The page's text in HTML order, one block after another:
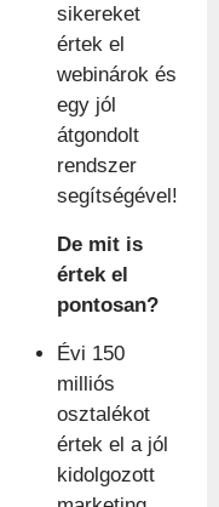
sikereket
értek el
webinárok és
egy jól
átgondolt
rendszer
segítségével!
De mit is
értek el
pontosan?
Évi 150
milliós
osztalékot
értek el a jól
kidolgozott